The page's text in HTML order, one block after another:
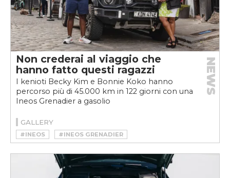
Non crederai al viaggio che
hanno fatto questi ragazzi
I kenioti Becky Kim e Bonnie Koko hanno
percorso più di 45.000 km in 122 giorni con una
Ineos Grenadier a gasolio
NEWS
GALLERY
#INEOS #INEOS GRENADIER